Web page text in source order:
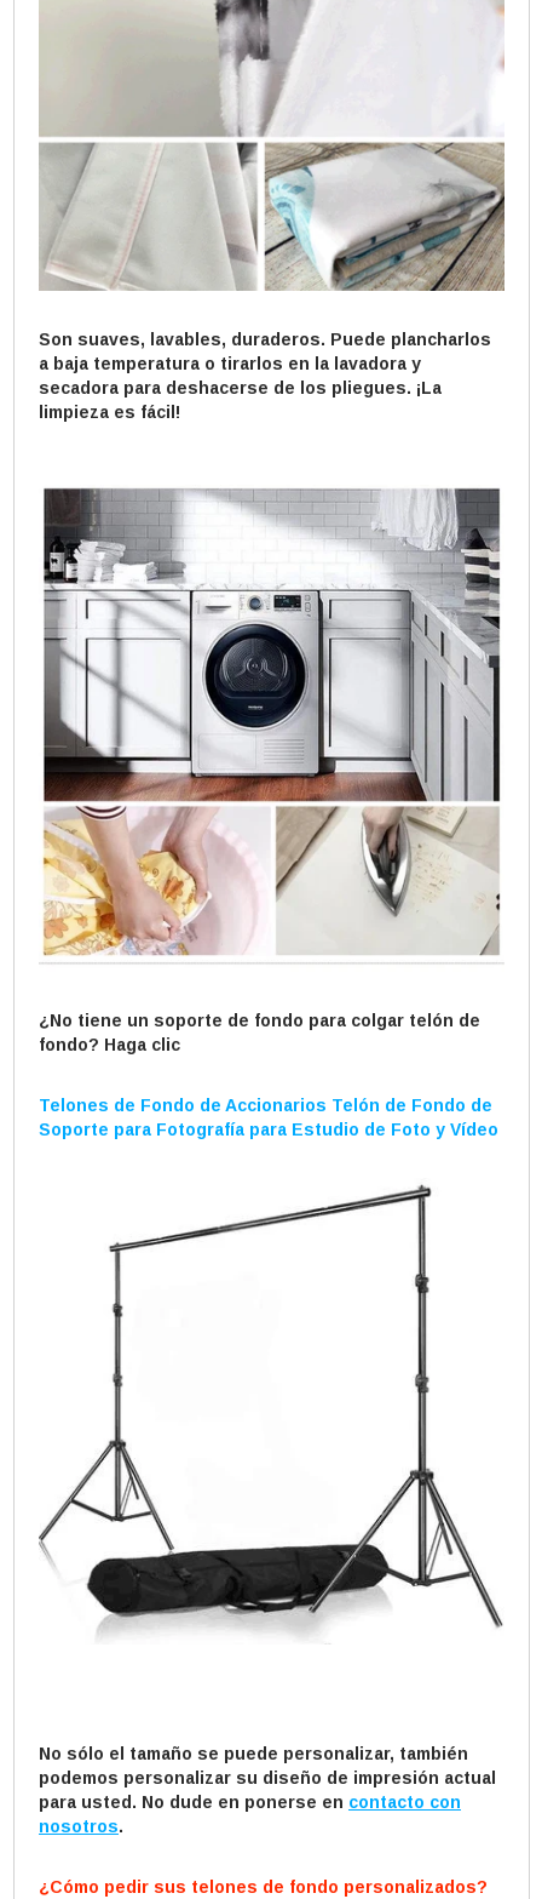
Son suaves, lavables, duraderos. Puede plancharlos
a baja temperatura o tirarlos en la lavadora y
secadora para deshacerse de los pliegues. ¡La
limpieza es fácil!
¿No tiene un soporte de fondo para colgar telón de
fondo? Haga clic
Telones de Fondo de Accionarios Telón de Fondo de
Soporte para Fotografía para Estudio de Foto y Vídeo
No sólo el tamaño se puede personalizar, también
podemos personalizar su diseño de impresión actual
para usted. No dude en ponerse en contacto con
nosotros.
¿Cómo pedir sus telones de fondo personalizados?